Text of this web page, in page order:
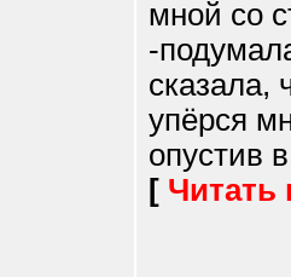
мной со
-
сказала,
упёрся
опустив
[ Читать